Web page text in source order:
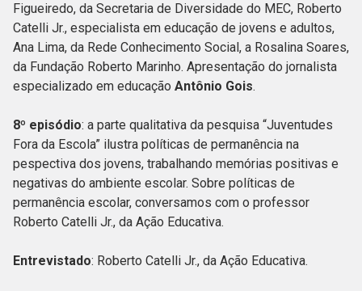
Figueiredo, da Secretaria de Diversidade do MEC, Roberto
Catelli Jr., especialista em educação de jovens e adultos,
Ana Lima, da Rede Conhecimento Social, a Rosalina Soares,
da Fundação Roberto Marinho. Apresentação do jornalista
especializado em educação Antônio Gois.
8º episódio: a parte qualitativa da pesquisa “Juventudes
Fora da Escola” ilustra políticas de permanência na
pespectiva dos jovens, trabalhando memórias positivas e
negativas do ambiente escolar. Sobre políticas de
permanência escolar, conversamos com o professor
Roberto Catelli Jr., da Ação Educativa.
Entrevistado: Roberto Catelli Jr., da Ação Educativa.